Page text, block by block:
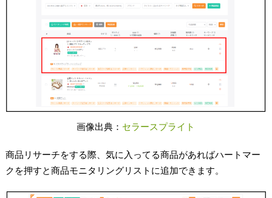
画像出典： セラースプライト
商品リサーチをする際、気に入ってる商品があればハートマー
クを押すと商品モニタリングリストに追加できます。